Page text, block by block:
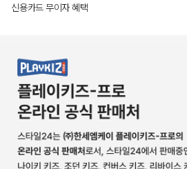
신용카드 무이자 혜택